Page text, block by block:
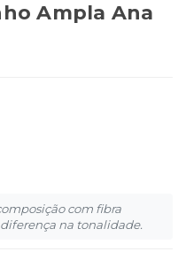
Ampla Ana
com fibra
na tonalidade.